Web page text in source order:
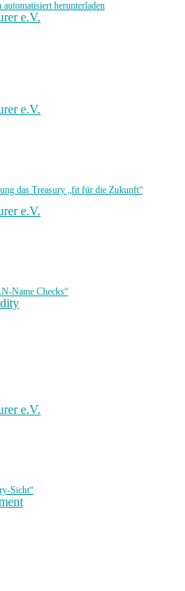
herunterladen
e.V.
e.V.
das Treasury „fit für die Zukunft“
e.V.
Name Checks“
e.V.
Sicht“